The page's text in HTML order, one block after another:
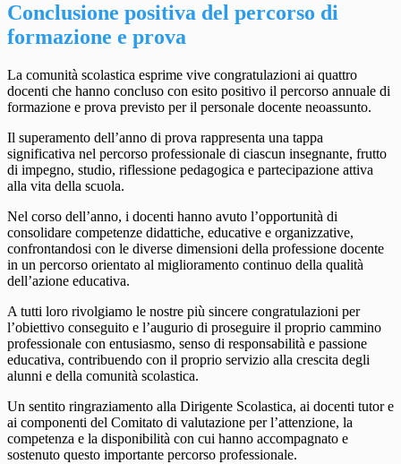
Conclusione positiva del percorso di
formazione e prova
La comunità scolastica esprime vive congratulazioni ai quattro
docenti che hanno concluso con esito positivo il percorso annuale di
formazione e prova previsto per il personale docente neoassunto.
Il superamento dell’anno di prova rappresenta una tappa
significativa nel percorso professionale di ciascun insegnante, frutto
di impegno, studio, riflessione pedagogica e partecipazione attiva
alla vita della scuola.
Nel corso dell’anno, i docenti hanno avuto l’opportunità di
consolidare competenze didattiche, educative e organizzative,
confrontandosi con le diverse dimensioni della professione docente
in un percorso orientato al miglioramento continuo della qualità
dell’azione educativa.
A tutti loro rivolgiamo le nostre più sincere congratulazioni per
l’obiettivo conseguito e l’augurio di proseguire il proprio cammino
professionale con entusiasmo, senso di responsabilità e passione
educativa, contribuendo con il proprio servizio alla crescita degli
alunni e della comunità scolastica.
Un sentito ringraziamento alla Dirigente Scolastica, ai docenti tutor e
ai componenti del Comitato di valutazione per l’attenzione, la
competenza e la disponibilità con cui hanno accompagnato e
sostenuto questo importante percorso professionale.